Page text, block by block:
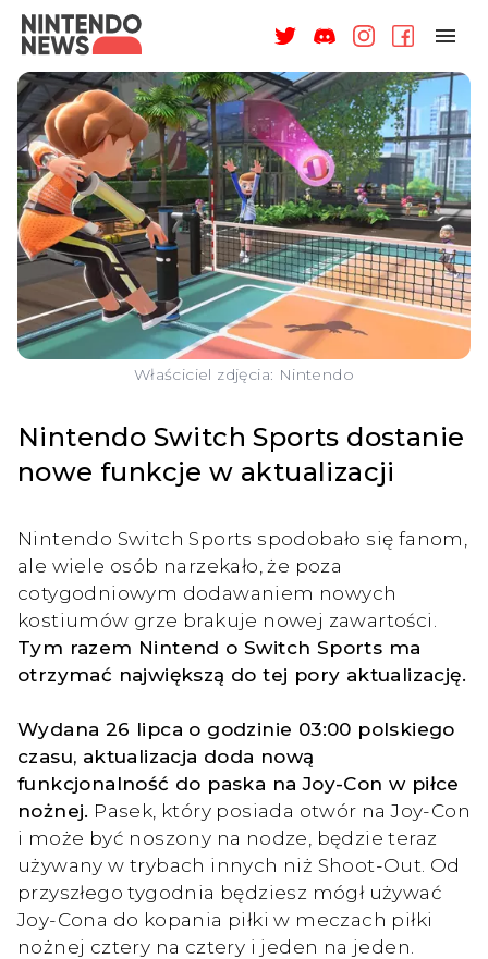
NAGRODY
NEWSY
RECENZJE
ARTYKUŁY
WSPARCIE
O NAS
ZALOGUJ
Właściciel zdjęcia: Nintendo
Nintendo Switch Sports dostanie
nowe funkcje w aktualizacji
Nintendo Switch Sports spodobało się fanom,
ale wiele osób narzekało, że poza
cotygodniowym dodawaniem nowych
kostiumów grze brakuje nowej zawartości.
Tym razem Nintend o Switch Sports ma
otrzymać największą do tej pory aktualizację.
Wydana 26 lipca o godzinie 03:00 polskiego
czasu, aktualizacja doda nową
funkcjonalność do paska na Joy-Con w piłce
nożnej. Pasek, który posiada otwór na Joy-Con
i może być noszony na nodze, będzie teraz
używany w trybach innych niż Shoot-Out. Od
przyszłego tygodnia będziesz mógł używać
Joy-Cona do kopania piłki w meczach piłki
nożnej cztery na cztery i jeden na jeden.